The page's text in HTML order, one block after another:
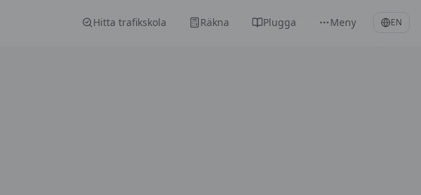
Hitta trafikskola Räkna Plugga Meny EN